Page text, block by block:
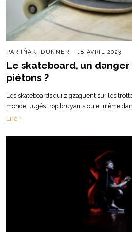
PAR IÑAKI DÜNNER 18 AVRIL 2023
Le skateboard, un danger
piétons ?
Les skateboards qui zigzaguent sur les
monde. Jugés trop bruyants ou et même
Lire +